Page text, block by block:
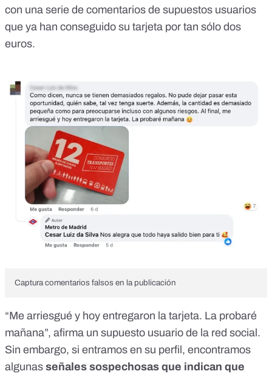
con una serie de comentarios de supuestos usuarios
que ya han conseguido su tarjeta por tan sólo dos
euros.
Captura comentarios falsos en la publicación
“Me arriesgué y hoy entregaron la tarjeta. La probaré
mañana”, afirma un supuesto usuario de la red social.
Sin embargo, si entramos en su perfil , encontramos
algunas señales sospechosas que indican que